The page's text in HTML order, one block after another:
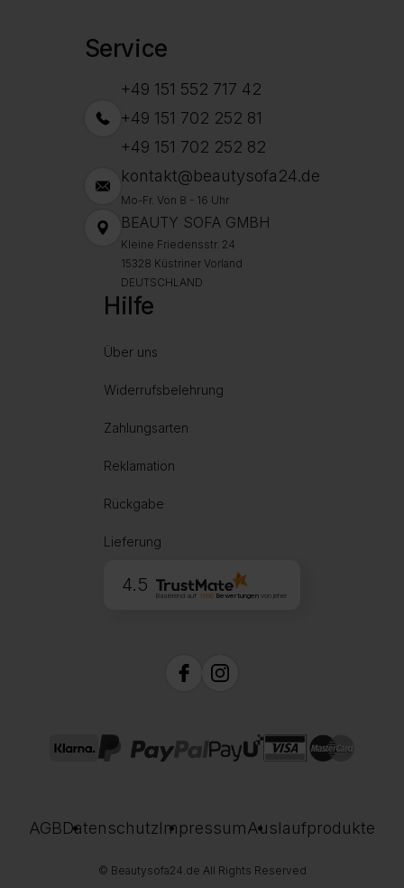
Service
+49 151 552 717 42
+49 151 702 252 81
+49 151 702 252 82
kontakt@beautysofa24.de
Mo-Fr. Von 8 - 16 Uhr
BEAUTY SOFA GMBH
Kleine Friedensstr. 24
15328 Küstriner Vorland
DEUTSCHLAND
Hilfe
Über uns
Widerrufsbelehrung
Zahlungsarten
Reklamation
Rückgabe
Lieferung
4.5
Basierend auf 1996Bewertungen von jeher
AGBDatenschutzImpressumAuslaufprodukte
© Beautysofa24.de All Rights Reserved